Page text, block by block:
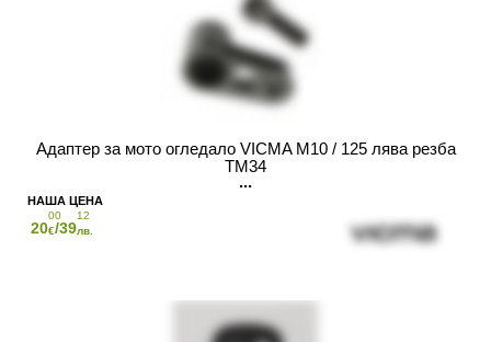
Адаптер за мото огледало VICMA M10 / 125 лява резба
TM34
20
00
€/39
12
лв.